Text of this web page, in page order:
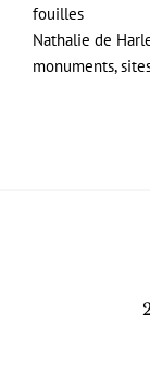
fouilles
Nathalie de
monuments,